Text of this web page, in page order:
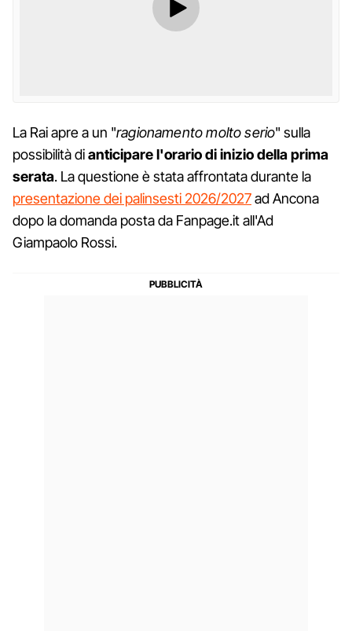
La Rai apre a un "ragionamento molto serio" sulla
possibilità dianticipare l'orario di inizio della prima
serata. La questione è stata affrontata durante la
presentazione dei palinsesti 2026/2027ad Ancona
dopo la domanda posta da Fanpage.it all'Ad
Giampaolo Rossi.